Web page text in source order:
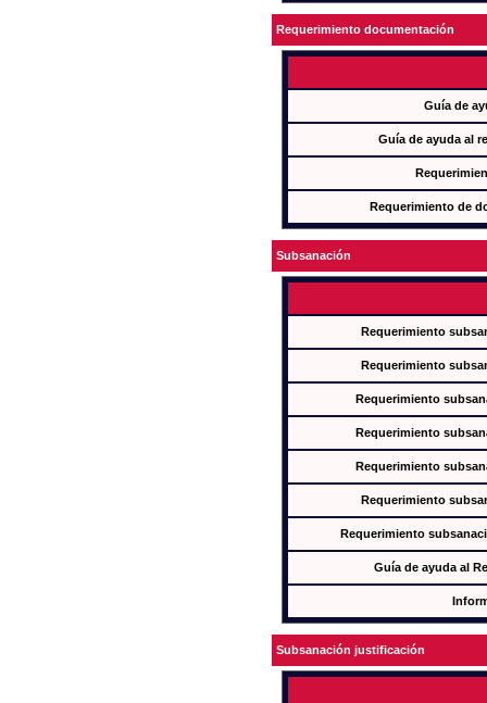
Requerimiento documentación
Guía de
Guía de ayuda al
Requerimiento de
Subsanación
Requerimiento
Requerimiento
Requerimiento
Requerimiento
Requerimiento
Requerimiento
Requerimiento
Guía de ayuda al
Subsanación justificación